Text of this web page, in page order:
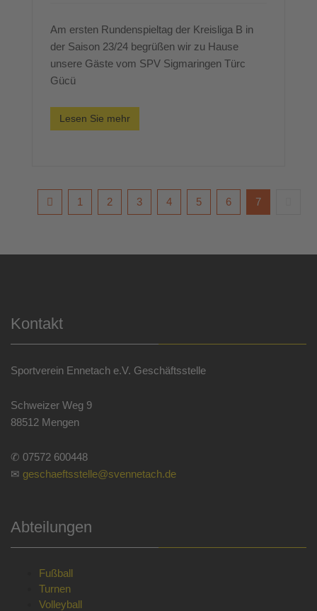
Am ersten Rundenspieltag der Kreisliga B in
der Saison 23/24 begrüßen wir zu Hause
unsere Gäste vom SPV Sigmaringen Türc
Gücü
Lesen Sie mehr
1 2 3 4 5 6 7
Kontakt
Sportverein Ennetach e.V. Geschäftsstelle
Schweizer Weg 9
88512 Mengen
✆ 07572 600448
✉ geschaeftsstelle@svennetach.de
Abteilungen
Fußball
Turnen
Volleyball